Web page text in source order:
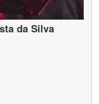
da Silva